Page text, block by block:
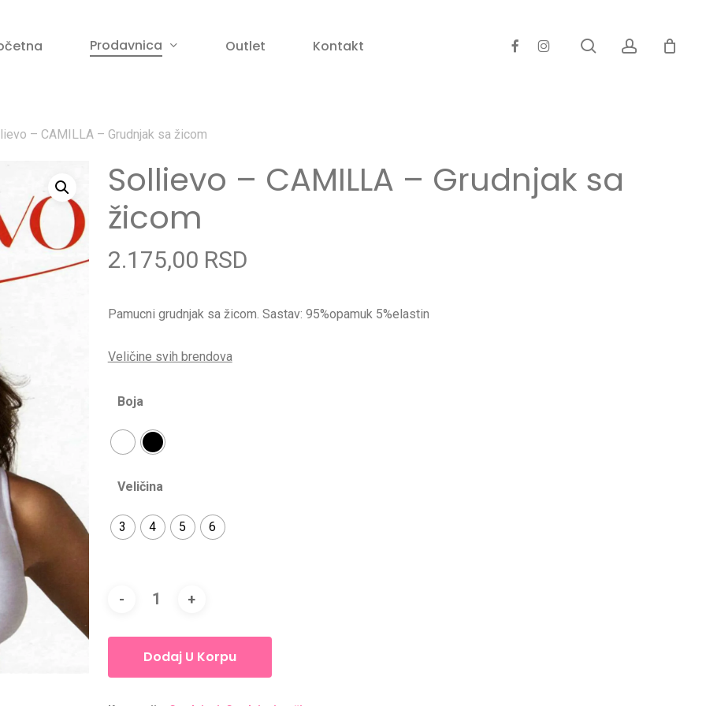
Prodavnica Outlet Kontakt facebookinstagram search account
Cart
– CAMILLA – Grudnjak sa žicom
Sollievo – CAMILLA – Grudnjak sa
žicom
2.175,00 RSD
Pamucni grudnjak sa žicom. Sastav: 95%opamuk 5%elastin
Veličine svih brendova
Boja
Veličina
3 4 5 6
Dodaj U Korpu